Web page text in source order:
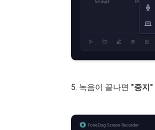
5. 녹음이 끝나면 "중지"